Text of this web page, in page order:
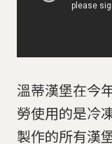
溫蒂漢堡在今
勞使用的是冷
製作的所有漢